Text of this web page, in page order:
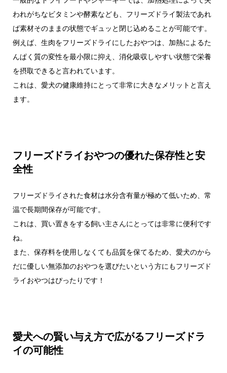
われがちなビタミンや酵素なども、フリーズドライ製法であれ
ば素材そのままの状態でギュッと閉じ込めることが可能です。
例えば、生肉をフリーズドライにしたおやつは、加熱によるた
んぱく質の変性を最小限に抑え、消化吸収しやすい状態で栄養
を摂取できると言われています。
これは、愛犬の健康維持にとって非常に大きなメリットと言え
ます。
フリーズドライおやつの優れた保存性と安
全性
フリーズドライされた食材は水分含有量が極めて低いため、常
温で長期間保存が可能です。
これは、買い置きをする飼い主さんにとっては非常に便利です
ね。
また、保存料を使用しなくても品質を保てるため、愛犬のから
だに優しい無添加のおやつを選びたいという方にもフリーズド
ライおやつはぴったりです！
愛犬への賢い与え方で広がるフリーズドラ
イの可能性